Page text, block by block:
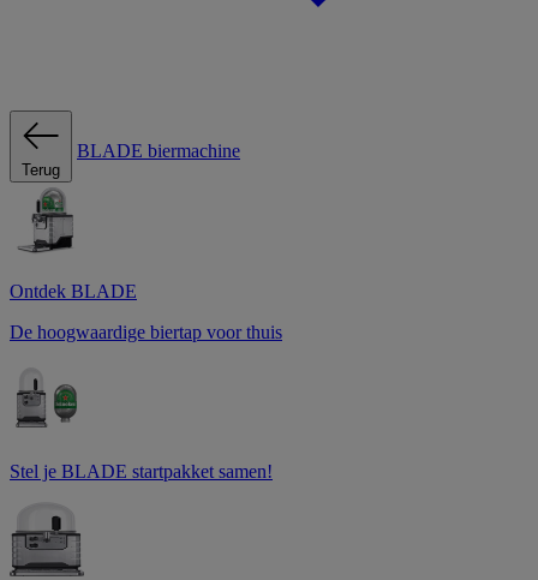
Terug
BLADE biermachine
Ontdek BLADE
De hoogwaardige biertap voor thuis
Stel je BLADE startpakket samen!